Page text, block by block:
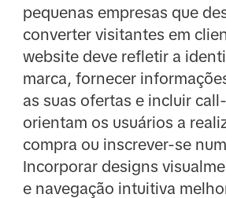
pequenas empresas que
converter visitantes em
website deve refletir a
marca, fornecer
as suas ofertas e incluir
orientam os usuários a
compra ou inscrever-se
Incorporar designs
e navegação intuitiva